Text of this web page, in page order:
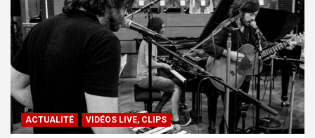
ACTUALITÉ VIDÉOS LIVE, CLIPS